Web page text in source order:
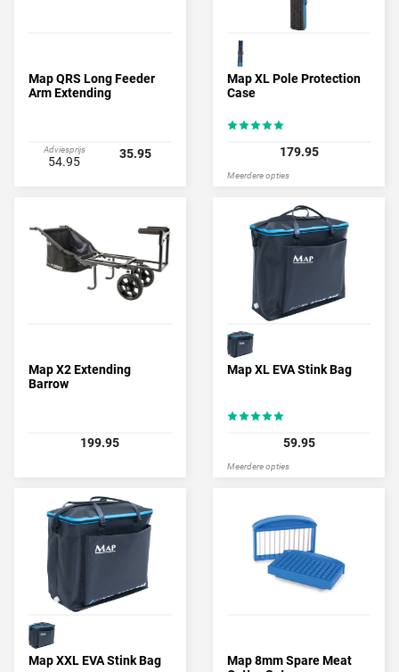
Map QRS Long Feeder
Arm Extending
Adviesprijs
54.95
35.95
Map XL Pole Protection
Case
179.95
Meerdere opties
Map X2 Extending
Barrow
199.95
Map XL EVA Stink Bag
59.95
Meerdere opties
Map XXL EVA Stink Bag
Map 8mm Spare Meat